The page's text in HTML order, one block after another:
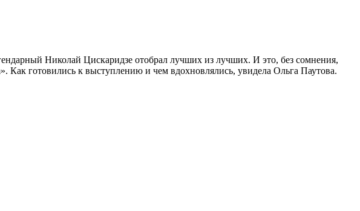
Николай Цискаридзе отобрал лучших из лучших. И это, без сомнения,
готовились к выступлению и чем вдохновлялись, увидела Ольга Паутова.